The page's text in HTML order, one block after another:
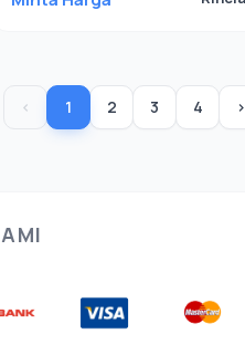
‹ 1 2 3 4 ›